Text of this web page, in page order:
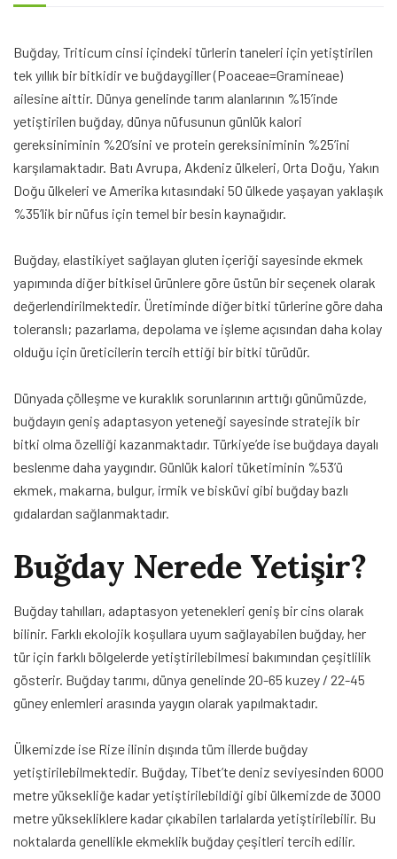
Buğday, Triticum cinsi içindeki türlerin taneleri için yetiştirilen
tek yıllık bir bitkidir ve buğdaygiller (Poaceae=Gramineae)
ailesine aittir. Dünya genelinde tarım alanlarının %15’inde
yetiştirilen buğday, dünya nüfusunun günlük kalori
gereksiniminin %20’sini ve protein gereksiniminin %25’ini
karşılamaktadır. Batı Avrupa, Akdeniz ülkeleri, Orta Doğu, Yakın
Doğu ülkeleri ve Amerika kıtasındaki 50 ülkede yaşayan yaklaşık
%35’lik bir nüfus için temel bir besin kaynağıdır.
Buğday, elastikiyet sağlayan gluten içeriği sayesinde ekmek
yapımında diğer bitkisel ürünlere göre üstün bir seçenek olarak
değerlendirilmektedir. Üretiminde diğer bitki türlerine göre daha
toleranslı; pazarlama, depolama ve işleme açısından daha kolay
olduğu için üreticilerin tercih ettiği bir bitki türüdür.
Dünyada çölleşme ve kuraklık sorunlarının arttığı günümüzde,
buğdayın geniş adaptasyon yeteneği sayesinde stratejik bir
bitki olma özelliği kazanmaktadır. Türkiye’de ise buğdaya dayalı
beslenme daha yaygındır. Günlük kalori tüketiminin %53’ü
ekmek, makarna, bulgur, irmik ve bisküvi gibi buğday bazlı
gıdalardan sağlanmaktadır.
Buğday Nerede Yetişir?
Buğday tahılları, adaptasyon yetenekleri geniş bir cins olarak
bilinir. Farklı ekolojik koşullara uyum sağlayabilen buğday, her
tür için farklı bölgelerde yetiştirilebilmesi bakımından çeşitlilik
gösterir. Buğday tarımı, dünya genelinde 20-65 kuzey / 22-45
güney enlemleri arasında yaygın olarak yapılmaktadır.
Ülkemizde ise Rize ilinin dışında tüm illerde buğday
yetiştirilebilmektedir. Buğday, Tibet’te deniz seviyesinden 6000
metre yüksekliğe kadar yetiştirilebildiği gibi ülkemizde de 3000
metre yüksekliklere kadar çıkabilen tarlalarda yetiştirilebilir. Bu
noktalarda genellikle ekmeklik buğday çeşitleri tercih edilir.